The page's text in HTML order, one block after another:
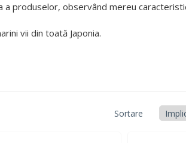
produselor, observând mereu
vii din toată Japonia.
Sortare